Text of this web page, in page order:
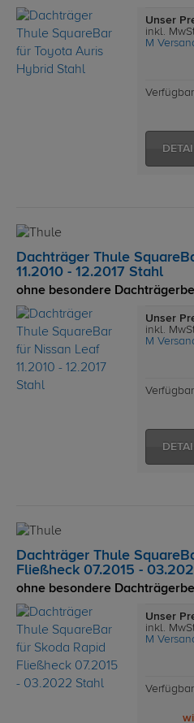
Unser
inkl.
M
Dachträger Thule
11.2010 - 12.2017 Stahl
ohne besondere
Unser
inkl.
M
Dachträger Thule
Fließheck 07.2015 -
ohne besondere
Unser
inkl.
M